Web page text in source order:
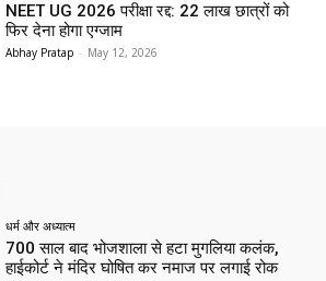
NEET UG 2026 परीक्षा रद्द: 22 लाख छात्रों को
फिर देना होगा एग्जाम
Abhay Pratap - May 12, 2026
धर्म और अध्यात्म
700 साल बाद भोजशाला से हटा मुगलिया कलंक,
हाईकोर्ट ने मंदिर घोषित कर नमाज पर लगाई रोक